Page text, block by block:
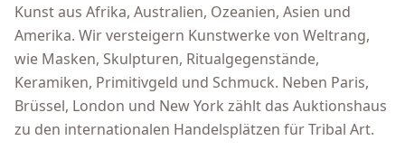
Kunst aus Afrika, Australien, Ozeanien, Asien und
Amerika. Wir versteigern Kunstwerke von Weltrang,
wie Masken, Skulpturen, Ritualgegenstände,
Keramiken, Primitivgeld und Schmuck. Neben Paris,
Brüssel, London und New York zählt das Auktionshaus
zu den internationalen Handelsplätzen für Tribal Art.